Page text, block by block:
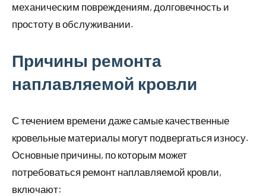
механическим повреждениям, долговечность и
простоту в обслуживании.
Причины ремонта
наплавляемой кровли
С течением времени даже самые качественные
кровельные материалы могут подвергаться износу.
Основные причины, по которым может
потребоваться ремонт наплавляемой кровли,
включают: